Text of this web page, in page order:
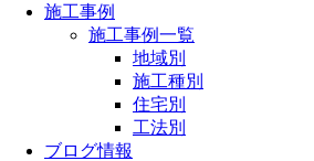
施工事例
施工事例一覧
地域別
施工種別
住宅別
工法別
ブログ情報